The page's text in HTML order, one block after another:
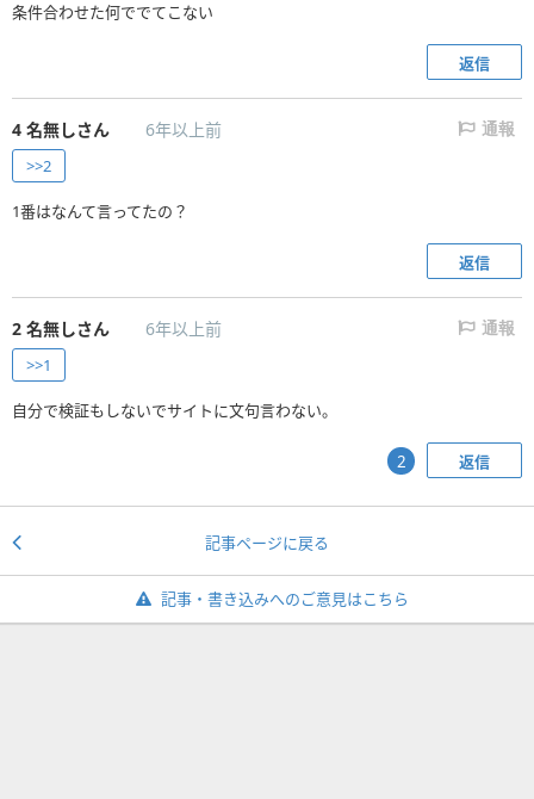
条件合わせた何ででてこない
返信
4 名無しさん 6年以上前 通報
>>2
1番はなんて言ってたの？
返信
2 名無しさん 6年以上前 通報
>>1
自分で検証もしないでサイトに文句言わない。
返信
2
記事ページに戻る
記事・書き込みへのご意見はこちら